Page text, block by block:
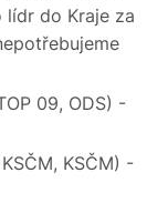
lídr do Kraje za
09, ODS) -
KSČM) -